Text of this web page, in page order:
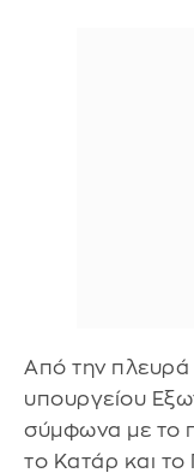
Από την πλευρά
υπουργείου
σύμφωνα με το
το Κατάρ και το